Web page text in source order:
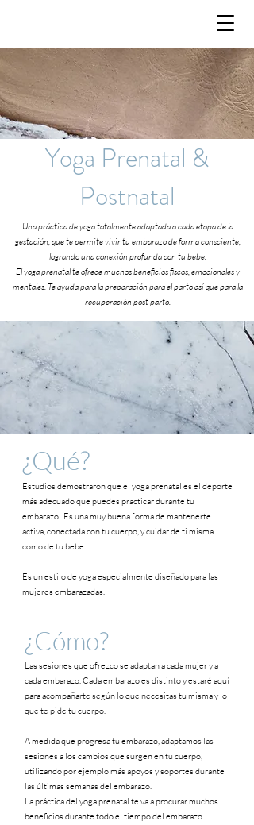
Yoga Prenatal &
Postnatal
Una práctica de yoga totalmente adaptada a cada etapa de la
gestación, que te permite vivir tu embarazo de forma consciente,
logrando una conexión profunda con tu bebe.
El yoga prenatal te ofrece muchos beneficios fiscos, emocionales y
mentales. Te ayuda para la preparación para el parto así que para la
recuperación post parto.
¿Qué?
Estudios demostraron que el yoga prenatal es el deporte
más adecuado que puedes practicar durante tu
embarazo. Es una muy buena forma de mantenerte
activa, conectada con tu cuerpo, y cuidar de ti misma
como de tu bebe.
Es un estilo de yoga especialmente diseñado para las
mujeres embarazadas.
¿Cómo?
Las sesiones que ofrezco se adaptan a cada mujer y a
cada embarazo. Cada embarazo es distinto y estaré aquí
para acompañarte según lo que necesitas tu misma y lo
que te pide tu cuerpo.
A medida que progresa tu embarazo, adaptamos las
sesiones a los cambios que surgen en tu cuerpo,
utilizando por ejemplo más apoyos y soportes durante
las últimas semanas del embarazo.
La práctica del yoga prenatal te va a procurar muchos
beneficios durante todo el tiempo del embarazo.